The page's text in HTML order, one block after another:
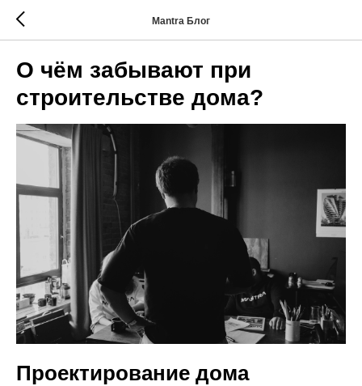
Mantra Блог
О чём забывают при
строительстве дома?
Проектирование дома